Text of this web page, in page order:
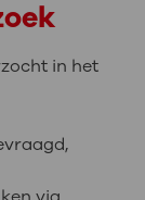
in het